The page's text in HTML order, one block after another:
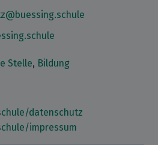
Stelle, Bildung
datenschutz
impressum